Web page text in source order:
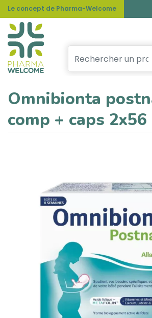
Le concept de Pharma-Welcome
Omnibionta
comp + caps 2x56